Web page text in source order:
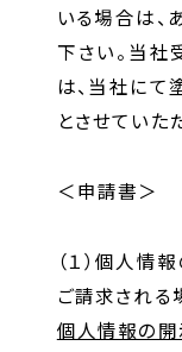
いる場合は、
下さい。当
は、当社にて
とさせていた
＜申請書＞
（１）個人情
ご請求される
個人情報の